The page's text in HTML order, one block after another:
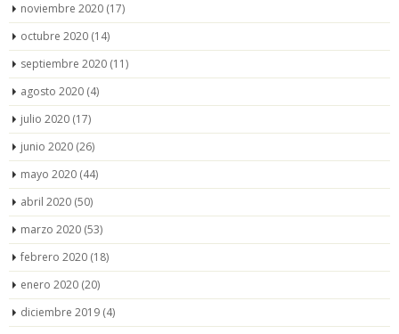
noviembre 2020 (17)
octubre 2020 (14)
septiembre 2020 (11)
agosto 2020 (4)
julio 2020 (17)
junio 2020 (26)
mayo 2020 (44)
abril 2020 (50)
marzo 2020 (53)
febrero 2020 (18)
enero 2020 (20)
diciembre 2019 (4)